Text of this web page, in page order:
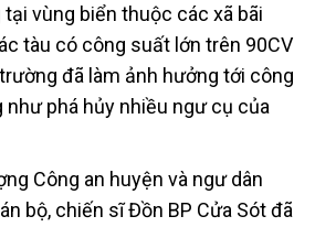
vùng biển thuộc các xã bãi
tàu có công suất lớn trên 90CV
đã làm ảnh hưởng tới công
phá hủy nhiều ngư cụ của
Công an huyện và ngư dân
bộ, chiến sĩ Đồn BP Cửa Sót đã